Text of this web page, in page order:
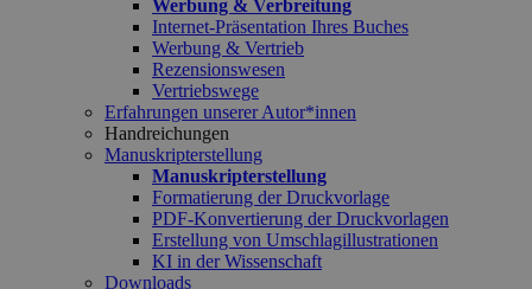
Werbung & Verbreitung
Internet-Präsentation Ihres Buches
Werbung & Vertrieb
Rezensionswesen
Vertriebswege
Erfahrungen unserer Autor*innen
Handreichungen
Manuskripterstellung
Manuskripterstellung
Formatierung der Druckvorlage
PDF-Konvertierung der Druckvorlagen
Erstellung von Umschlagillustrationen
KI in der Wissenschaft
Downloads